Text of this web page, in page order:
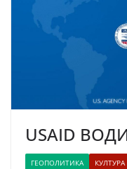
USAID
ГЕОПОЛИТИКА КУЛТУРА